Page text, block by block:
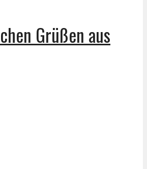
Grüßen aus